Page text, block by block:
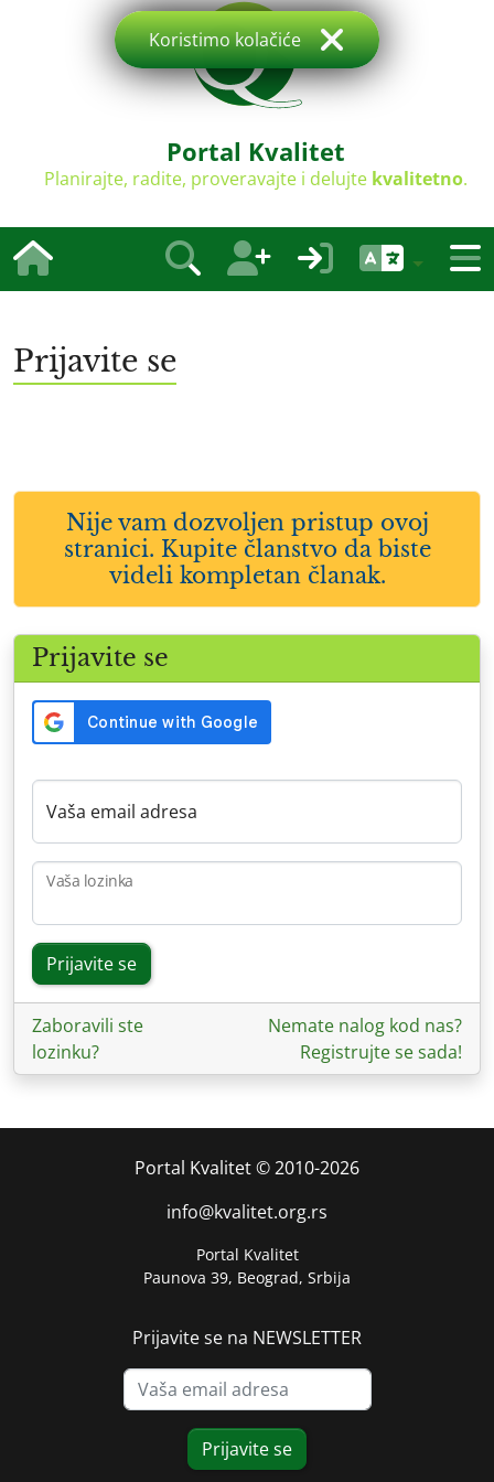
Portal Kvalitet
Planirajte, radite, proveravajte i delujte kvalitetno.
Prijavite se
Nije vam dozvoljen pristup ovoj
stranici. Kupite članstvo da biste
videli kompletan članak.
Prijavite se
Vaša email adresa
Vaša lozinka
Prijavite se
Zaboravili ste
lozinku?
Nemate nalog kod nas?
Registrujte se sada!
Portal Kvalitet © 2010-2026
info@kvalitet.org.rs
Portal Kvalitet
Paunova 39, Beograd, Srbija
Prijavite se na NEWSLETTER
Prijavite se
Koristimo kolačiće